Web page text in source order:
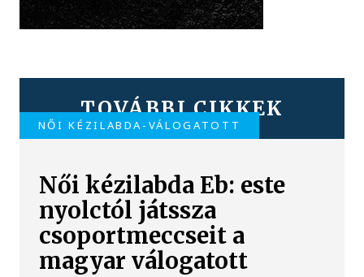
TOVÁBBI CIKKEK
NŐI KÉZILABDA-VÁLOGATOTT
Női kézilabda Eb: este
nyolctól játssza
csoportmeccseit a
magyar válogatott